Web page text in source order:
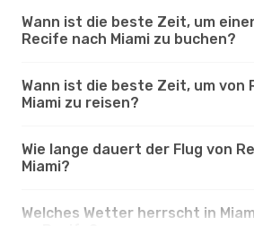
Wann ist die beste Zeit, um
Recife nach Miami zu buchen?
Wann ist die beste Zeit, um von
Miami zu reisen?
Wie lange dauert der Flug von
Miami?
Welches Wetter herrscht in